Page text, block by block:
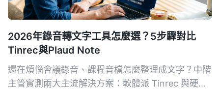
2026年錄音轉文字工具怎麼選？5步驟對比
Tinrec與Plaud Note
還在煩惱會議錄音、課程音檔怎麼整理成文字？中階
主管實測兩大主流解決方案：軟體派 Tinrec 與硬體